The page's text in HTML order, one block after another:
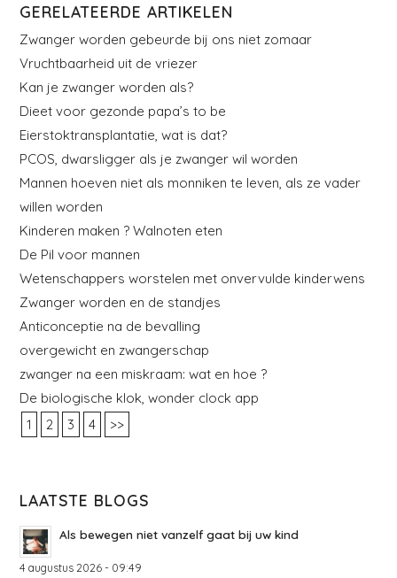
GERELATEERDE ARTIKELEN
Zwanger worden gebeurde bij ons niet zomaar
Vruchtbaarheid uit de vriezer
Kan je zwanger worden als?
Dieet voor gezonde papa’s to be
Eierstoktransplantatie, wat is dat?
PCOS, dwarsligger als je zwanger wil worden
Mannen hoeven niet als monniken te leven, als ze vader
willen worden
Kinderen maken ? Walnoten eten
De Pil voor mannen
Wetenschappers worstelen met onvervulde kinderwens
Zwanger worden en de standjes
Anticonceptie na de bevalling
overgewicht en zwangerschap
zwanger na een miskraam: wat en hoe ?
De biologische klok, wonder clock app
1
2 3 4 >>
LAATSTE BLOGS
Als bewegen niet vanzelf gaat bij uw kind
4 augustus 2026 - 09:49